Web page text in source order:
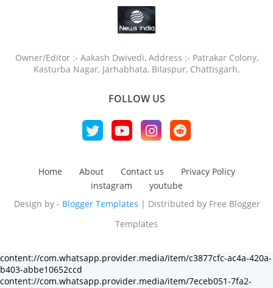
Owner/Editor :- Aakash Dwivedi, Address :- Patrakar Colony,
Kasturba Nagar, Jarhabhata, Bilaspur, Chattisgarh,
FOLLOW US
Home About Contact us
Privacy Policy
instagram
youtube
Design by - Blogger Templates | Distributed by Free Blogger
Templates
content://com.whatsapp.provider.media/item/c3877cfc-ac4a-420a-
b403-abbe10652ccd
content://com.whatsapp.provider.media/item/7eceb051-7fa2-